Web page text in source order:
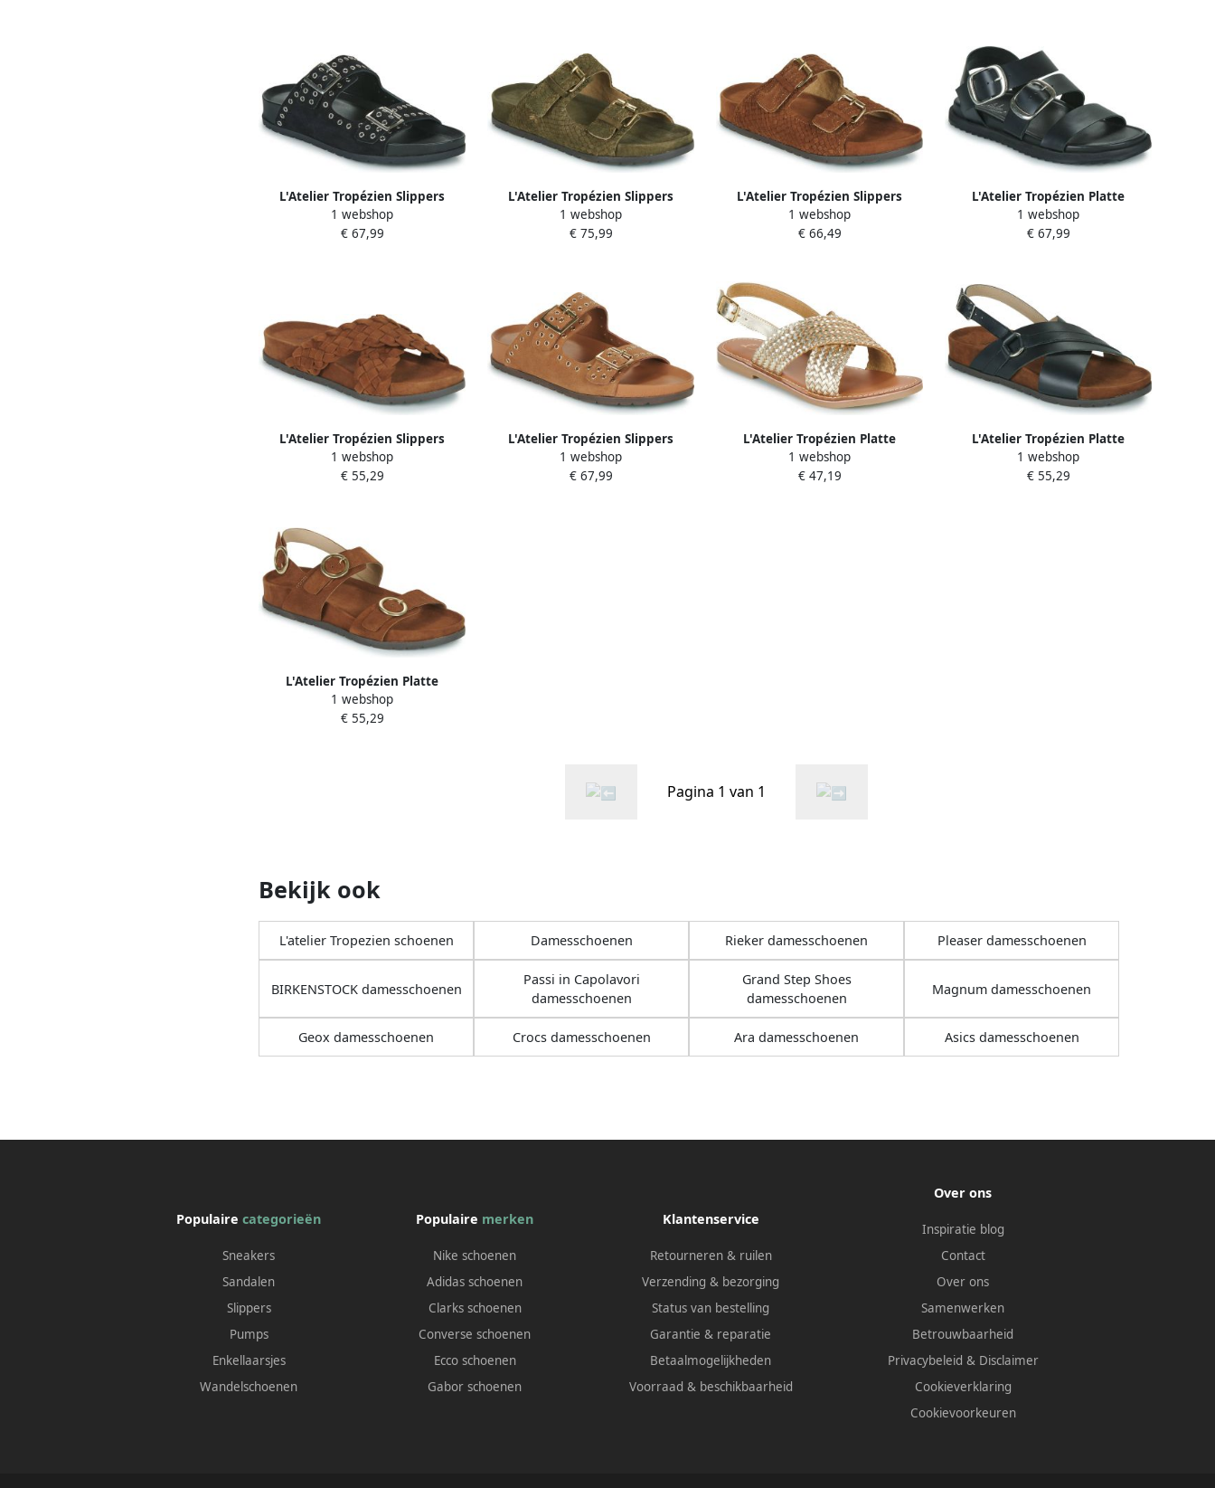
L'Atelier Tropézien Slippers
CHV100-BLACK
1 webshop
€ 67,99
L'Atelier Tropézien Slippers
SB411-KAKI
1 webshop
€ 75,99
L'Atelier Tropézien Slippers
SB411-BEIGE
1 webshop
€ 66,49
L'Atelier Tropézien Platte
sandalen CHV105-BLACK
1 webshop
€ 67,99
L'Atelier Tropézien Slippers
SB403-TAN
1 webshop
€ 55,29
L'Atelier Tropézien Slippers
CHV100-TAN
1 webshop
€ 67,99
L'Atelier Tropézien Platte
sandalen FANNY
1 webshop
€ 47,19
L'Atelier Tropézien Platte
sandalen SB410-BLACK
1 webshop
€ 55,29
L'Atelier Tropézien Platte
sandalen SB408-TAN
1 webshop
€ 55,29
Pagina 1 van 1
Bekijk ook
L'atelier Tropezien schoenen Damesschoenen Rieker damesschoenen Pleaser damesschoenen
BIRKENSTOCK damesschoenen
Passi in Capolavori
damesschoenen
Grand Step Shoes
damesschoenen
Magnum damesschoenen
Geox damesschoenen Crocs damesschoenen Ara damesschoenen Asics damesschoenen
Populairecategorieën
Sneakers
Sandalen
Slippers
Pumps
Enkellaarsjes
Wandelschoenen
Populaire merken
Nike schoenen
Adidas schoenen
Clarks schoenen
Converse schoenen
Ecco schoenen
Gabor schoenen
Klantenservice
Retourneren & ruilen
Verzending & bezorging
Status van bestelling
Garantie & reparatie
Betaalmogelijkheden
Voorraad & beschikbaarheid
Over ons
Inspiratie blog
Contact
Over ons
Samenwerken
Betrouwbaarheid
Privacybeleid & Disclaimer
Cookieverklaring
Cookievoorkeuren